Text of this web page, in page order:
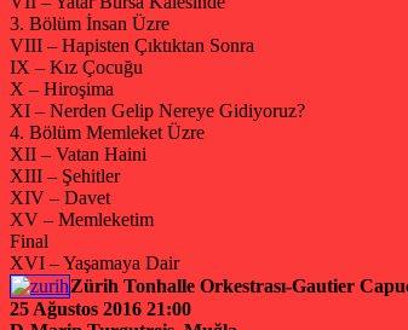
3. Bölüm İnsan Üzre
VIII – Hapisten Çıktıktan Sonra
IX – Kız Çocuğu
X – Hiroşima
XI – Nerden Gelip Nereye Gidiyoruz?
4. Bölüm Memleket Üzre
XII – Vatan Haini
XIII – Şehitler
XIV – Davet
XV – Memleketim
Final
XVI – Yaşamaya Dair
Zürih Tonhalle Orkestrası-Gautier
25 Ağustos 2016 21:00